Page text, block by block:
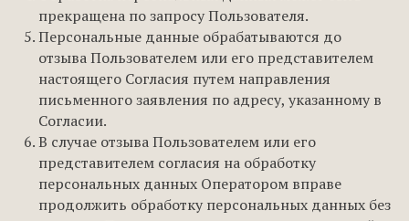
прекращена по запросу Пользователя.
Персональные данные обрабатываются до
отзыва Пользователем или его представителем
настоящего Согласия путем направления
письменного заявления по адресу, указанному в
Согласии.
В случае отзыва Пользователем или его
представителем согласия на обработку
персональных данных Оператором вправе
продолжить обработку персональных данных без